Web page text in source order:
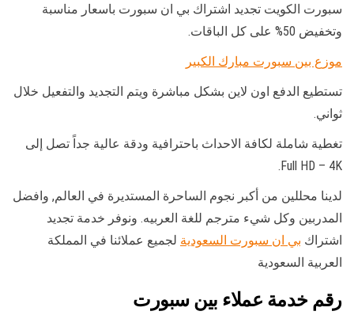
سبورت الكويت تجديد اشتراك بي ان سبورت باسعار مناسبة
وتخفيض 50% على كل الباقات.
موزع بين سبورت مبارك الكبير
تستطيع الدفع اون لاين بشكل مباشرة ويتم التجديد والتفعيل خلال
ثواني.
تغطية شاملة لكافة الاحداث باحترافية ودقة عالية جداً تصل إلى
Full HD – 4K.
لدينا محللين من أكبر نجوم الساحرة المستديرة في العالم, وافضل
المدربين وكل شيء مترجم للغة العربيه. ونوفر خدمة تجديد
اشتراك بي ان سبورت السعودية لجميع عملائنا في المملكة
العربية السعودية
رقم خدمة عملاء بين سبورت